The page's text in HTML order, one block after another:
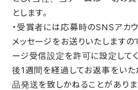
とします。
・受賞者には応募時のSNSアカ
メッセージをお送りいたしますの
ージ受信設定を許可に設定して
後1週間を経過してお返事をい
品発送を致しかねることがありま